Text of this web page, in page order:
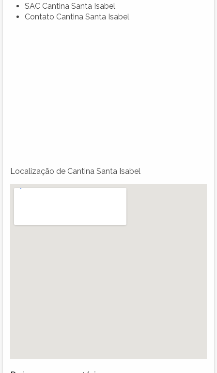
SAC Cantina Santa Isabel
Contato Cantina Santa Isabel
Localização de Cantina Santa Isabel